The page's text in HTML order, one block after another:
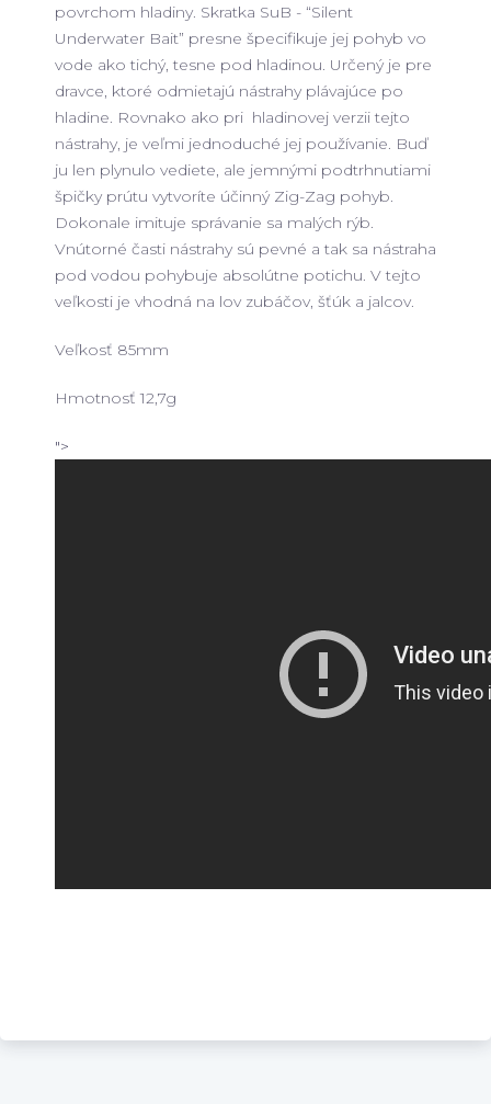
povrchom hladiny. Skratka SuB - “Silent
Underwater Bait” presne špecifikuje jej pohyb vo
vode ako tichý, tesne pod hladinou. Určený je pre
dravce, ktoré odmietajú nástrahy plávajúce po
hladine. Rovnako ako pri hladinovej verzii tejto
nástrahy, je veľmi jednoduché jej používanie. Buď
ju len plynulo vediete, ale jemnými podtrhnutiami
špičky prútu vytvoríte účinný Zig-Zag pohyb.
Dokonale imituje správanie sa malých rýb.
Vnútorné časti nástrahy sú pevné a tak sa nástraha
pod vodou pohybuje absolútne potichu. V tejto
veľkosti je vhodná na lov zubáčov, šťúk a jalcov.
Veľkosť 85mm
Hmotnosť 12,7g
">